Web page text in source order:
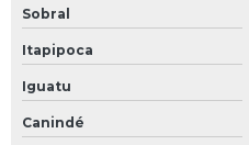
Sobral
Itapipoca
Iguatu
Canindé